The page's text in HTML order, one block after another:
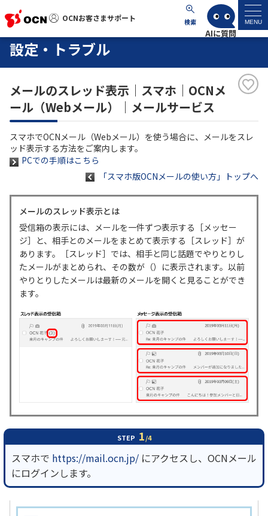
OCNお客さまサポート 検索 MENU
OCNお客さまサポート
サポートトップ
サービス名から探す
よくあるご質問
工事・故障情報
各種ダウンロード
お問い合わせ
お知らせ サポートサイトの使い方
工事・故障情報通知
サービス
設定・トラブル
メールのスレッド表示｜スマホ｜OCNメ
ール（Webメール）｜メールサービス
スマホでOCNメール（Webメール）を使う場合に、メールをスレ
ッド表示する方法をご案内します。
PCでの手順はこちら
「スマホ版OCNメールの使い方」トップへ
メールのスレッド表示とは
受信箱の表示には、メールを一件ずつ表示する［メッセー
ジ］と、相手とのメールをまとめて表示する［スレッド］が
あります。［スレッド］では、相手と同じ話題でやりとりし
たメールがまとめられ、その数が（）に表示されます。以前
やりとりしたメールは最新のメールを開くと見ることができ
ます。
STEP 1/4
スマホで https://mail.ocn.jp/ にアクセスし、OCNメール
にログインします。